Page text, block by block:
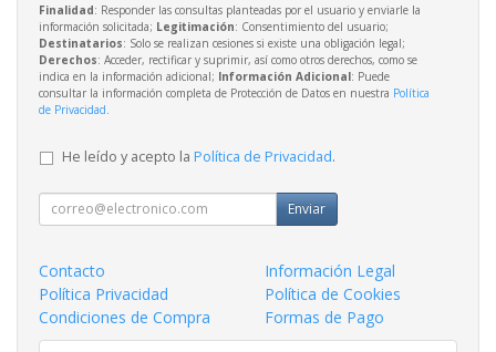
Finalidad: Responder las consultas planteadas por el usuario y enviarle la
información solicitada; Legitimación: Consentimiento del usuario;
Destinatarios: Solo se realizan cesiones si existe una obligación legal;
Derechos: Acceder, rectificar y suprimir, así como otros derechos, como se
indica en la información adicional; Información Adicional: Puede
consultar la información completa de Protección de Datos en nuestra Política
de Privacidad
He leído y acepto la Política de Privacidad.
Enviar
Contacto
Información Legal
Política Privacidad
Política de Cookies
Condiciones de Compra
Formas de Pago